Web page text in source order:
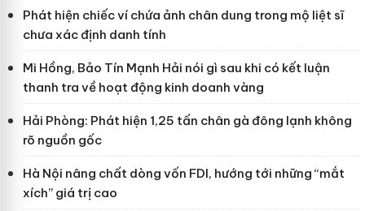
Phát hiện chiếc ví chứa ảnh chân dung trong mộ liệt sĩ
chưa xác định danh tính
Mi Hồng, Bảo Tín Mạnh Hải nói gì sau khi có kết luận
thanh tra về hoạt động kinh doanh vàng
Hải Phòng: Phát hiện 1,25 tấn chân gà đông lạnh không
rõ nguồn gốc
Hà Nội nâng chất dòng vốn FDI, hướng tới những “mắt
xích” giá trị cao